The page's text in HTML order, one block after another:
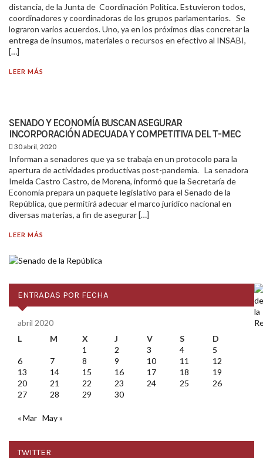
distancia, de la Junta de Coordinación Política. Estuvieron todos,
coordinadores y coordinadoras de los grupos parlamentarios. Se
lograron varios acuerdos. Uno, ya en los próximos días concretar la
entrega de insumos, materiales o recursos en efectivo al INSABI,
[…]
LEER MÁS
SENADO Y ECONOMÍA BUSCAN ASEGURAR
INCORPORACIÓN ADECUADA Y COMPETITIVA DEL T-MEC
30 abril, 2020
Informan a senadores que ya se trabaja en un protocolo para la
apertura de actividades productivas post-pandemia. La senadora
Imelda Castro Castro, de Morena, informó que la Secretaría de
Economía prepara un paquete legislativo para el Senado de la
República, que permitirá adecuar el marco jurídico nacional en
diversas materias, a fin de asegurar […]
LEER MÁS
ENTRADAS POR FECHA
abril 2020
L
M X J V S
D
1
2 3 4
5
6
7 8 9 10 11
12
13
14 15 16 17 18
19
20
21 22 23 24 25
26
27
28 29 30
« Mar May »
TWITTER